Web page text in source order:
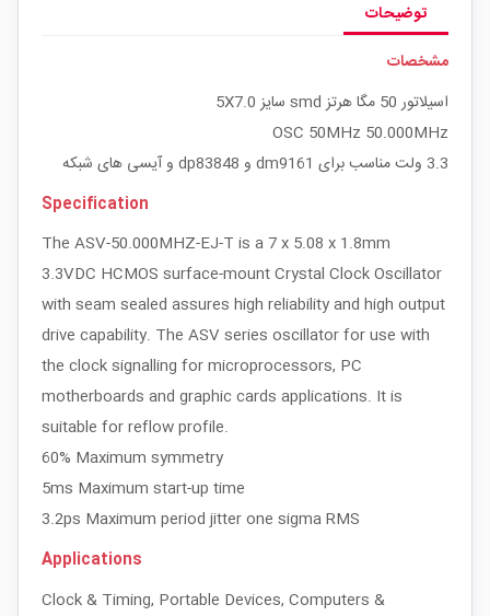
توضیحات
مشخصات
اسیلاتور 50 مگا هرتز smd سایز 5X7.0
OSC 50MHz 50.000MHz
3.3 ولت مناسب برای dm9161 و dp83848 و آیسی های شبکه
Specification
The ASV-50.000MHZ-EJ-T is a 7 x 5.08 x 1.8mm
3.3VDC HCMOS surface-mount Crystal Clock Oscillator
with seam sealed assures high reliability and high output
drive capability. The ASV series oscillator for use with
the clock signalling for microprocessors, PC
motherboards and graphic cards applications. It is
suitable for reflow profile.
60% Maximum symmetry
5ms Maximum start-up time
3.2ps Maximum period jitter one sigma RMS
Applications
Clock & Timing, Portable Devices, Computers &